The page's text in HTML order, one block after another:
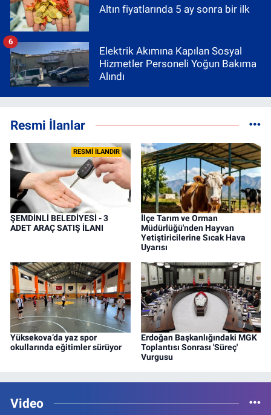
Altın fiyatlarında 5 ay sonra bir ilk
Elektrik Akımına Kapılan Sosyal
Hizmetler Personeli Yoğun Bakıma
Alındı
6
Resmi İlanlar
RESMİ İLANDIR
ŞEMDİNLİ BELEDİYESİ - 3
ADET ARAÇ SATIŞ İLANI
İlçe Tarım ve Orman
Müdürlüğü'nden Hayvan
Yetiştiricilerine Sıcak Hava
Uyarısı
Yüksekova’da yaz spor
okullarında eğitimler sürüyor
Erdoğan Başkanlığındaki MGK
Toplantısı Sonrası 'Süreç'
Vurgusu
Video